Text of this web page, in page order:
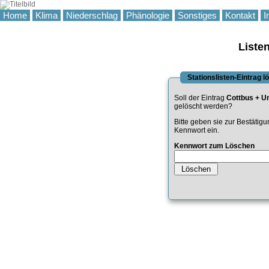
Home Klima Niederschlag Phänologie Sonstiges Kontakt
Stationslisten-Eintrag
Soll der Eintrag Cottbus +
gelöscht werden?
Bitte geben sie zur
Kennwort ein.
Kennwort zum Löschen